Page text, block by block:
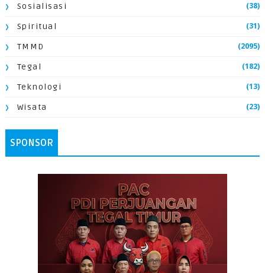
Sosialisasi (38)
Spiritual (31)
TMMD (2095)
Tegal (182)
Teknologi (13)
Wisata (23)
SPONSOR